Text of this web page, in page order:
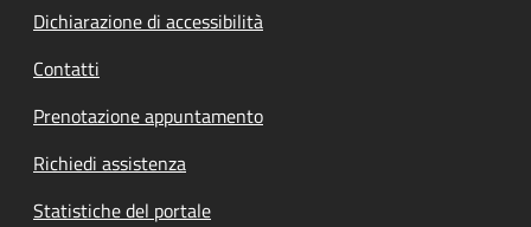
Dichiarazione di accessibilità
Contatti
Prenotazione appuntamento
Richiedi assistenza
Statistiche del portale